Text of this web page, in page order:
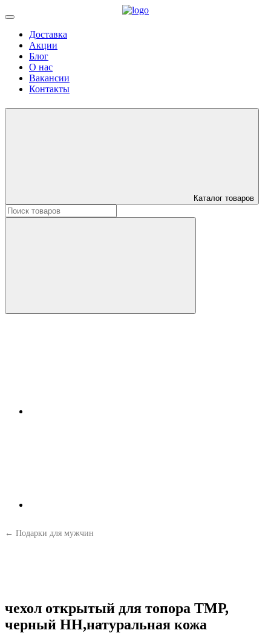
Доставка
Акции
Блог
О нас
Вакансии
Контакты
Каталог товаров
Искать:
← Подарки для мужчин
чехол открытый для топора ТМР,
черный НН,натуральная кожа